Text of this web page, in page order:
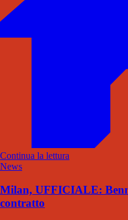
Continua la lettura
News
Milan, UFFICIALE:
contratto